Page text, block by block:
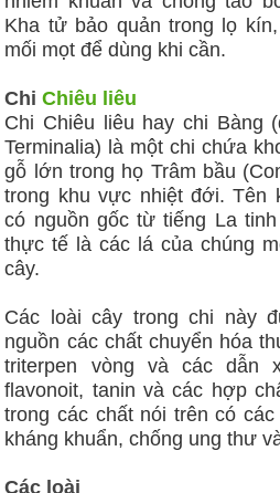
Kha tử bảo quản trong lọ
mối mọt để dùng khi cần.
ChiChiêu liêu
Chi Chiêu liêu hay chi Bàng
Terminalia) là một chi chứa
gỗ lớn trong họ Trâm bầu
trong khu vực nhiệt đới. Tên
có nguồn gốc từ tiếng La
thực tế là các lá của chúng
cây.
Các loài cây trong chi này
nguồn các chất chuyển hóa
triterpen vòng và các dẫn
flavonoit, tanin và các hợp
trong các chất nói trên có
kháng khuẩn, chống ung thư
Các loài